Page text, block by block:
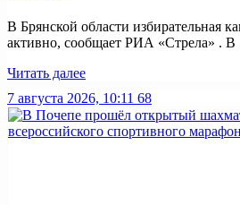
В Брянской области избирательная
активно, сообщает РИА «Стрела» . В
Читать далее
7 августа 2026, 10:11 68